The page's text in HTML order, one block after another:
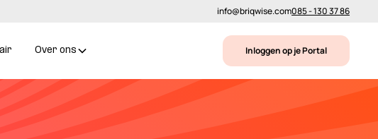
info@briqwise.com085 - 130 37 86
Over ons Inloggen op je Portal